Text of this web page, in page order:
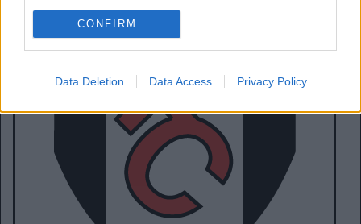
CONFIRM
Data Deletion Data Access Privacy Policy